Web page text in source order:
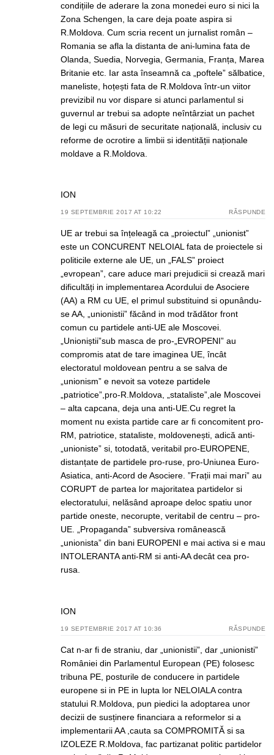
condițiile de aderare la zona monedei euro si nici la
Zona Schengen, la care deja poate aspira si
R.Moldova. Cum scria recent un jurnalist român –
Romania se afla la distanta de ani-lumina fata de
Olanda, Suedia, Norvegia, Germania, Franța, Marea
Britanie etc. Iar asta înseamnă ca „poftele” sălbatice,
maneliste, hoțești fata de R.Moldova într-un viitor
previzibil nu vor dispare si atunci parlamentul si
guvernul ar trebui sa adopte neîntârziat un pachet
de legi cu măsuri de securitate națională, inclusiv cu
reforme de ocrotire a limbii si identității naționale
moldave a R.Moldova.
ION
19 SEPTEMBRIE 2017 AT 10:22 RĂSPUNDE
UE ar trebui sa înțeleagă ca „proiectul” „unionist”
este un CONCURENT NELOIAL fata de proiectele si
politicile externe ale UE, un „FALS” proiect
„evropean”, care aduce mari prejudicii si crează mari
dificultăți in implementarea Acordului de Asociere
(AA) a RM cu UE, el primul substituind si opunându-
se AA, „unionistii” făcând in mod trădător front
comun cu partidele anti-UE ale Moscovei.
„Unioniștii”sub masca de pro-„EVROPENI” au
compromis atat de tare imaginea UE, încât
electoratul moldovean pentru a se salva de
„unionism” e nevoit sa voteze partidele
„patriotice”,pro-R.Moldova, „stataliste”,ale Moscovei
– alta capcana, deja una anti-UE.Cu regret la
moment nu exista partide care ar fi concomitent pro-
RM, patriotice, stataliste, moldovenești, adică anti-
„unioniste” si, totodată, veritabil pro-EUROPENE,
distanțate de partidele pro-ruse, pro-Uniunea Euro-
Asiatica, anti-Acord de Asociere. ”Frații mai mari” au
CORUPT de partea lor majoritatea partidelor si
electoratului, nelăsând aproape deloc spatiu unor
partide oneste, necorupte, veritabil de centru – pro-
UE. „Propaganda” subversiva românească
„unionista” din bani EUROPENI e mai activa si e mau
INTOLERANTA anti-RM si anti-AA decât cea pro-
rusa.
ION
19 SEPTEMBRIE 2017 AT 10:36 RĂSPUNDE
Cat n-ar fi de straniu, dar „unionistii”, dar „unionisti”
României din Parlamentul European (PE) folosesc
tribuna PE, posturile de conducere in partidele
europene si in PE in lupta lor NELOIALA contra
statului R.Moldova, pun piedici la adoptarea unor
decizii de susținere financiara a reformelor si a
implementarii AA ,cauta sa COMPROMITĂ si sa
IZOLEZE R.Moldova, fac partizanat politic partidelor